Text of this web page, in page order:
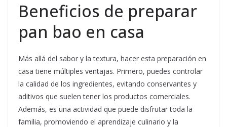
Beneficios de preparar
pan bao en casa
Más allá del sabor y la textura, hacer esta preparación en
casa tiene múltiples ventajas. Primero, puedes controlar
la calidad de los ingredientes, evitando conservantes y
aditivos que suelen tener los productos comerciales.
Además, es una actividad que puede disfrutar toda la
familia, promoviendo el aprendizaje culinario y la